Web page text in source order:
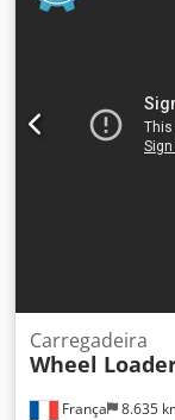
França 8.635
Carregadeira
Wheel